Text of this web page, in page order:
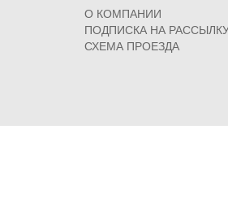
О КОМПАНИИ
ПОДПИСКА НА
СХЕМА ПРОЕЗДА